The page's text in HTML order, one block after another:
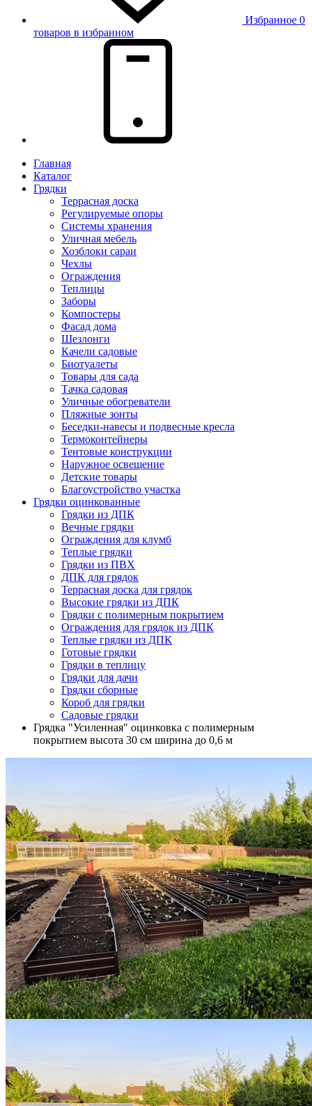
Избранное 0
товаров в избранном
Главная
Каталог
Грядки
Террасная доска
Регулируемые опоры
Системы хранения
Уличная мебель
Хозблоки сараи
Чехлы
Ограждения
Теплицы
Заборы
Компостеры
Фасад дома
Шезлонги
Качели садовые
Биотуалеты
Товары для сада
Тачка садовая
Уличные обогреватели
Пляжные зонты
Беседки-навесы и подвесные кресла
Термоконтейнеры
Тентовые конструкции
Наружное освещение
Детские товары
Благоустройство участка
Грядки оцинкованные
Грядки из ДПК
Вечные грядки
Ограждения для клумб
Теплые грядки
Грядки из ПВХ
ДПК для грядок
Террасная доска для грядок
Высокие грядки из ДПК
Грядки с полимерным покрытием
Ограждения для грядок из ДПК
Теплые грядки из ДПК
Готовые грядки
Грядки в теплицу
Грядки для дачи
Грядки сборные
Короб для грядки
Садовые грядки
Грядка "Усиленная" оцинковка с полимерным
покрытием высота 30 см ширина до 0,6 м